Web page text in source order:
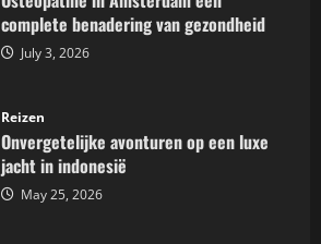
complete benadering van gezondheid
July 3, 2026
Reizen
Onvergetelijke avonturen op een luxe
jacht in indonesië
May 25, 2026